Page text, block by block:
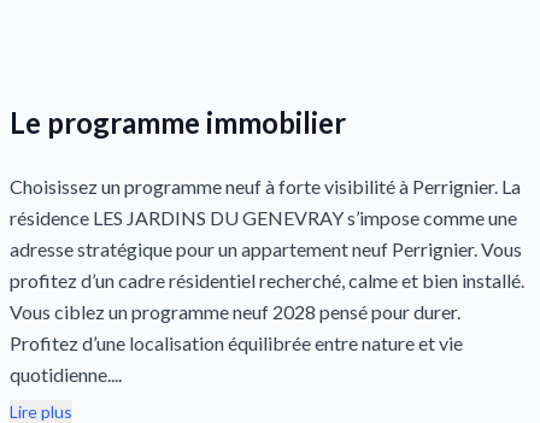
Le programme immobilier
Choisissez un programme neuf à forte visibilité à Perrignier. La
résidence LES JARDINS DU GENEVRAY s’impose comme une
adresse stratégique pour un appartement neuf Perrignier. Vous
profitez d’un cadre résidentiel recherché, calme et bien installé.
Vous ciblez un programme neuf 2028 pensé pour durer.
Profitez d’une localisation équilibrée entre nature et vie
quotidienne....
Lire plus